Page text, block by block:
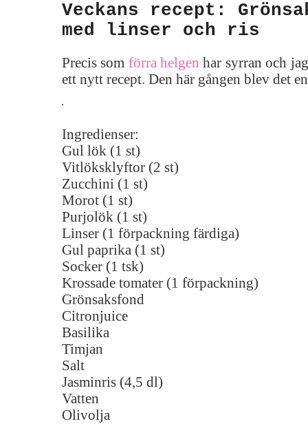
Veckans recept:
med linser och ris
Precis som förra helgen har syrran och
ett nytt recept. Den här gången blev det
Ingredienser:
Gul lök (1 st)
Vitlöksklyftor (2 st)
Zucchini (1 st)
Morot (1 st)
Purjolök (1 st)
Linser (1 förpackning färdiga)
Gul paprika (1 st)
Socker (1 tsk)
Krossade tomater (1 förpackning)
Grönsaksfond
Citronjuice
Basilika
Timjan
Salt
Jasminris (4,5 dl)
Vatten
Olivolja